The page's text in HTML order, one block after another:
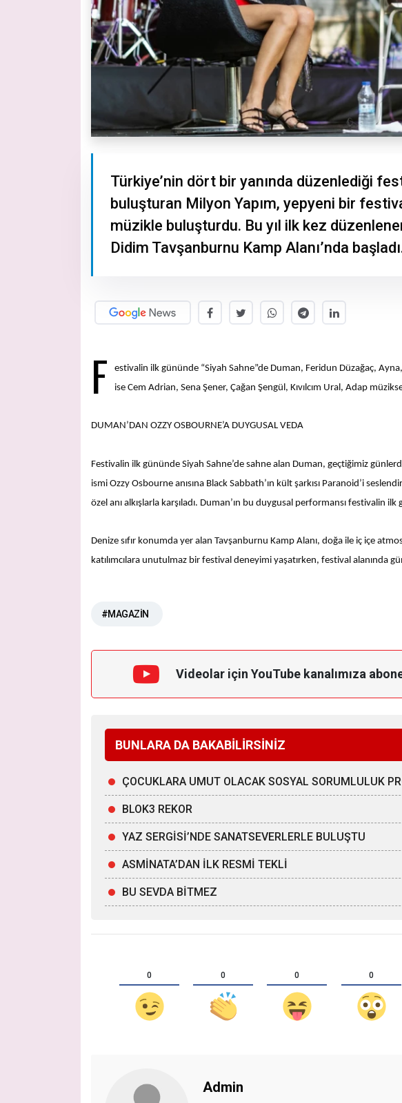
Türkiye’nin dört bir yanında düzenlediği
buluşturan Milyon Yapım, yepyeni bir
müzikle buluşturdu. Bu yıl ilk kez
Didim Tavşanburnu Kamp Alanı’nda
F
estivalin ilk gününde “Siyah Sahne”de Duman, Feridun Düzağaç, Ayna,
ise Cem Adrian, Sena Şener, Çağan Şengül, Kıvılcım Ural, Adap
DUMAN’DAN OZZY OSBOURNE’A DUYGUSAL VEDA
Festivalin ilk gününde Siyah Sahne’de sahne alan Duman, geçtiğimiz
ismi Ozzy Osbourne anısına Black Sabbath’ın kült şarkısı Paranoid’i
özel anı alkışlarla karşıladı. Duman’ın bu duygusal performansı festivalin
Denize sıfır konumda yer alan Tavşanburnu Kamp Alanı, doğa ile iç içe
katılımcılara unutulmaz bir festival deneyimi yaşatırken, festival alanında
#MAGAZİN
Videolar için YouTube kanalımıza
BUNLARA DA BAKABİLİRSİNİZ
ÇOCUKLARA UMUT OLACAK SOSYAL SORUMLULUK
BLOK3 REKOR
YAZ SERGİSİ’NDE SANATSEVERLERLE BULUŞTU
ASMİNATA’DAN İLK RESMİ TEKLİ
BU SEVDA BİTMEZ
0 0 0 0
Admin